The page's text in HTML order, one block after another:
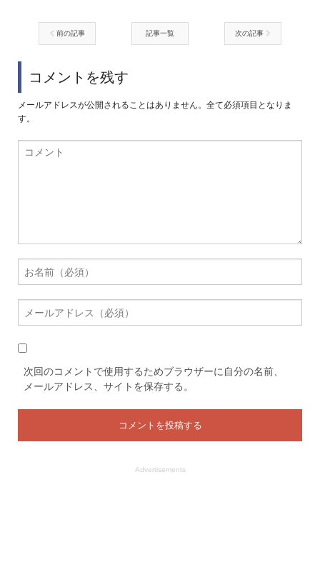
前の記事 記事一覧 次の記事
コメントを残す
メールアドレスが公開されることはありません。全て必須項目となりま
す。
次回のコメントで使用するためブラウザーに自分の名前、
メールアドレス、サイトを保存する。
Advertisements